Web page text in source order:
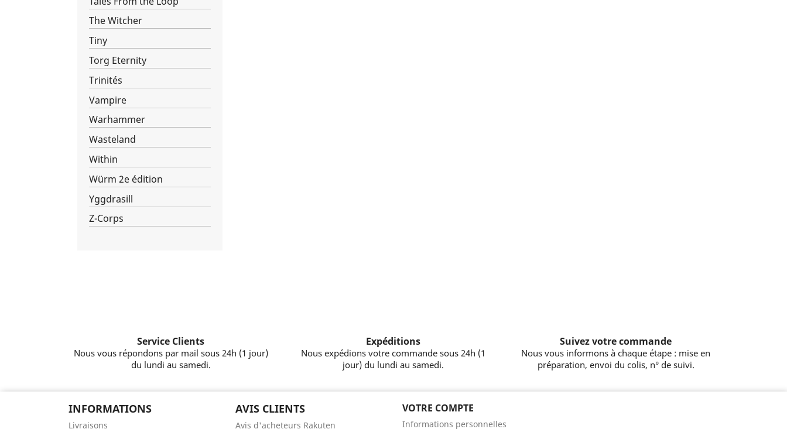
The Witcher
Tiny
Torg Eternity
Trinités
Vampire
Warhammer
Wasteland
Within
Würm 2e édition
Yggdrasill
Z-Corps
Service Clients
Nous vous répondons par mail sous 24h (1 jour)
du lundi au samedi.
Expéditions
Nous expédions votre commande sous 24h (1
jour) du lundi au samedi.
Suivez votre commande
Nous vous informons à chaque étape : mise en
préparation, envoi du colis, n° de suivi.
INFORMATIONS
Livraisons
AVIS CLIENTS
Avis d'acheteurs Rakuten
VOTRE COMPTE
Informations personnelles